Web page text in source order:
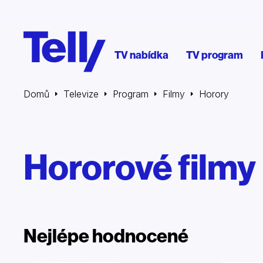
TV nabídka TV program
Domů Televize Program Filmy Horory
Hororové filmy
Nejlépe hodnocené